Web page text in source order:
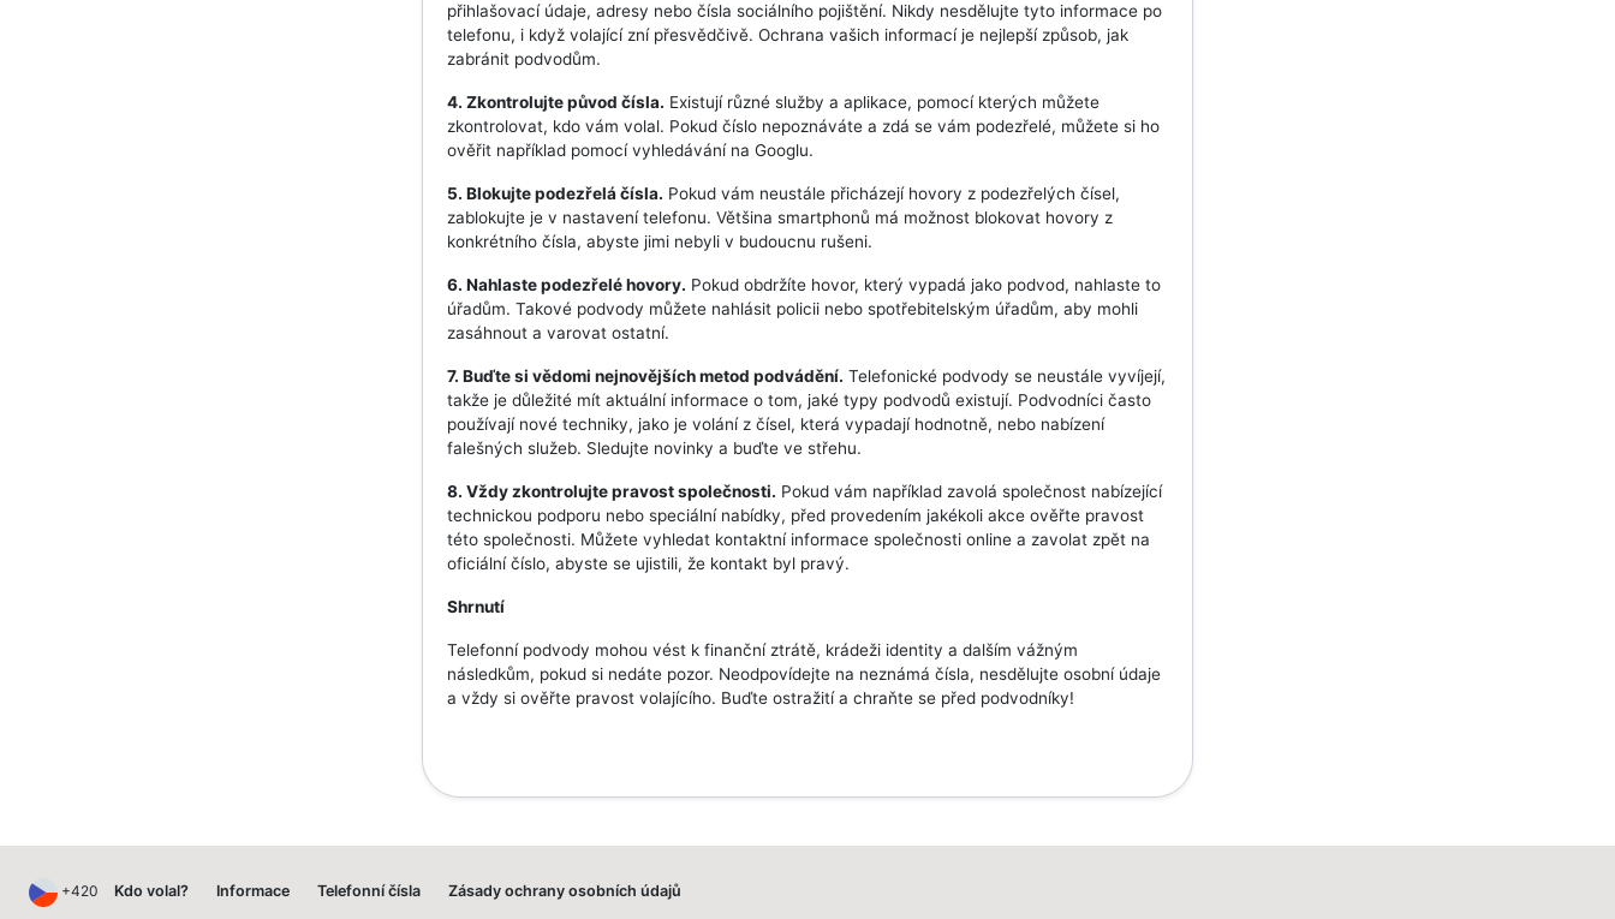
přihlašovací údaje, adresy nebo čísla sociálního pojištění. Nikdy nesdělujte tyto informace po
telefonu, i když volající zní přesvědčivě. Ochrana vašich informací je nejlepší způsob, jak
zabránit podvodům.
4. Zkontrolujte původ čísla. Existují různé služby a aplikace, pomocí kterých můžete
zkontrolovat, kdo vám volal. Pokud číslo nepoznáváte a zdá se vám podezřelé, můžete si ho
ověřit například pomocí vyhledávání na Googlu.
5. Blokujte podezřelá čísla. Pokud vám neustále přicházejí hovory z podezřelých čísel,
zablokujte je v nastavení telefonu. Většina smartphonů má možnost blokovat hovory z
konkrétního čísla, abyste jimi nebyli v budoucnu rušeni.
6. Nahlaste podezřelé hovory. Pokud obdržíte hovor, který vypadá jako podvod, nahlaste to
úřadům. Takové podvody můžete nahlásit policii nebo spotřebitelským úřadům, aby mohli
zasáhnout a varovat ostatní.
7. Buďte si vědomi nejnovějších metod podvádění. Telefonické podvody se neustále vyvíjejí,
takže je důležité mít aktuální informace o tom, jaké typy podvodů existují. Podvodníci často
používají nové techniky, jako je volání z čísel, která vypadají hodnotně, nebo nabízení
falešných služeb. Sledujte novinky a buďte ve střehu.
8. Vždy zkontrolujte pravost společnosti. Pokud vám například zavolá společnost nabízející
technickou podporu nebo speciální nabídky, před provedením jakékoli akce ověřte pravost
této společnosti. Můžete vyhledat kontaktní informace společnosti online a zavolat zpět na
oficiální číslo, abyste se ujistili, že kontakt byl pravý.
Shrnutí
Telefonní podvody mohou vést k finanční ztrátě, krádeži identity a dalším vážným
následkům, pokud si nedáte pozor. Neodpovídejte na neznámá čísla, nesdělujte osobní údaje
a vždy si ověřte pravost volajícího. Buďte ostražití a chraňte se před podvodníky!
+420 Kdo volal? Informace Telefonní čísla Zásady ochrany osobních údajů